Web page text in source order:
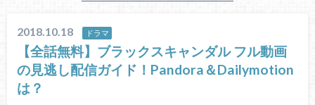
2018.10.18 ドラマ
【全話無料】ブラックスキャンダル フル動画
の見逃し配信ガイド！Pandora＆Dailymotion
は？